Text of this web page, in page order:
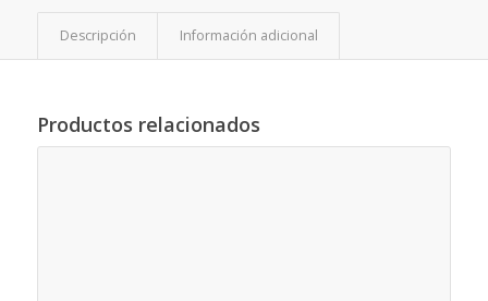
Descripción Información adicional
Productos relacionados